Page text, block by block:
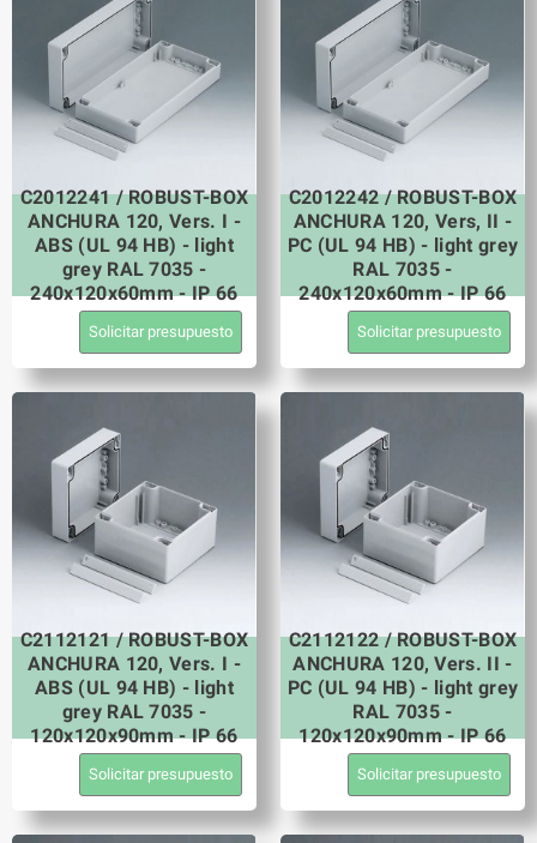
C2012241 / ROBUST-BOX
ANCHURA 120, Vers. I -
ABS (UL 94 HB) - light
grey RAL 7035 -
240x120x60mm - IP 66
Solicitar presupuesto
C2012242 / ROBUST-BOX
ANCHURA 120, Vers, II -
PC (UL 94 HB) - light grey
RAL 7035 -
240x120x60mm - IP 66
Solicitar presupuesto
C2112121 / ROBUST-BOX
ANCHURA 120, Vers. I -
ABS (UL 94 HB) - light
grey RAL 7035 -
120x120x90mm - IP 66
Solicitar presupuesto
C2112122 / ROBUST-BOX
ANCHURA 120, Vers. II -
PC (UL 94 HB) - light grey
RAL 7035 -
120x120x90mm - IP 66
Solicitar presupuesto